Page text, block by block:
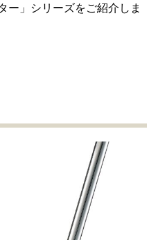
ー」シリーズをご紹介しま